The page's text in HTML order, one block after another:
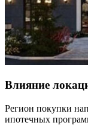
Влияние
Регион покупки
ипотечных